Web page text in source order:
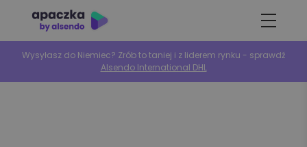
Wysyłasz do Niemiec? Zrób to taniej i z liderem rynku - sprawdź
Alsendo International DHL